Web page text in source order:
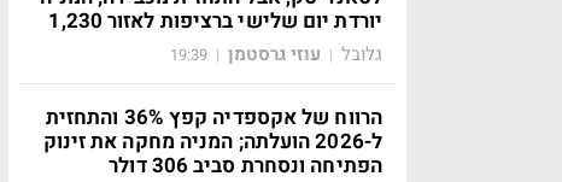
יורדת יום שלישי ברציפות לאזור 1,230
גלובל | עוזי גרסטמן |
19:39
הרווח של אקספדיה קפץ 36% והתחזית
ל-2026 הועלתה; המניה מחקה את זינוק
הפתיחה ונסחרת סביב 306 דולר